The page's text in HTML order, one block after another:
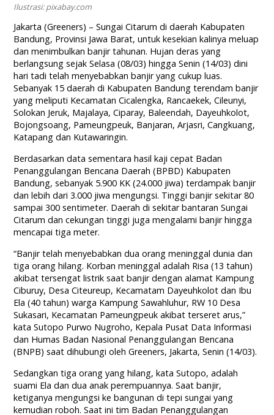
Ilustrasi: pixabay.com
Jakarta (Greeners) – Sungai Citarum di daerah Kabupaten
Bandung, Provinsi Jawa Barat, untuk kesekian kalinya meluap
dan menimbulkan banjir tahunan. Hujan deras yang
berlangsung sejak Selasa (08/03) hingga Senin (14/03) dini
hari tadi telah menyebabkan banjir yang cukup luas.
Sebanyak 15 daerah di Kabupaten Bandung terendam banjir
yang meliputi Kecamatan Cicalengka, Rancaekek, Cileunyi,
Solokan Jeruk, Majalaya, Ciparay, Baleendah, Dayeuhkolot,
Bojongsoang, Pameungpeuk, Banjaran, Arjasri, Cangkuang,
Katapang dan Kutawaringin.
Berdasarkan data sementara hasil kaji cepat Badan
Penanggulangan Bencana Daerah (BPBD) Kabupaten
Bandung, sebanyak 5.900 KK (24.000 jiwa) terdampak banjir
dan lebih dari 3.000 jiwa mengungsi. Tinggi banjir sekitar 80
sampai 300 sentimeter. Daerah di sekitar bantaran Sungai
Citarum dan cekungan tinggi juga mengalami banjir hingga
mencapai tiga meter.
“Banjir telah menyebabkan dua orang meninggal dunia dan
tiga orang hilang. Korban meninggal adalah Risa (13 tahun)
akibat tersengat listrik saat banjir dengan alamat Kampung
Ciburuy, Desa Citeureup, Kecamatam Dayeuhkolot dan Ibu
Ela (40 tahun) warga Kampung Sawahluhur, RW 10 Desa
Sukasari, Kecamatan Pameungpeuk akibat terseret arus,”
kata Sutopo Purwo Nugroho, Kepala Pusat Data Informasi
dan Humas Badan Nasional Penanggulangan Bencana
(BNPB) saat dihubungi oleh Greeners, Jakarta, Senin (14/03).
Sedangkan tiga orang yang hilang, kata Sutopo, adalah
suami Ela dan dua anak perempuannya. Saat banjir,
ketiganya mengungsi ke bangunan di tepi sungai yang
kemudian roboh. Saat ini tim Badan Penanggulangan